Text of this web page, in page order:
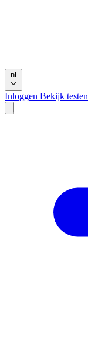
nl
Inloggen Bekijk testen